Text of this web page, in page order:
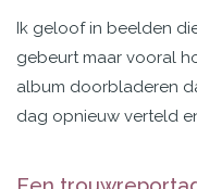
Ik geloof in beelden
gebeurt maar vooral
album doorbladeren
dag opnieuw verteld